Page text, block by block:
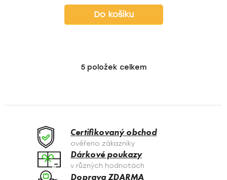
Do košíku
O
á
c
í
p
r
5položek celkem
Certifikovaný obchod
ověřeno zákazníky
Dárkové poukazy
v různých hodnotách
Doprava ZDARMA